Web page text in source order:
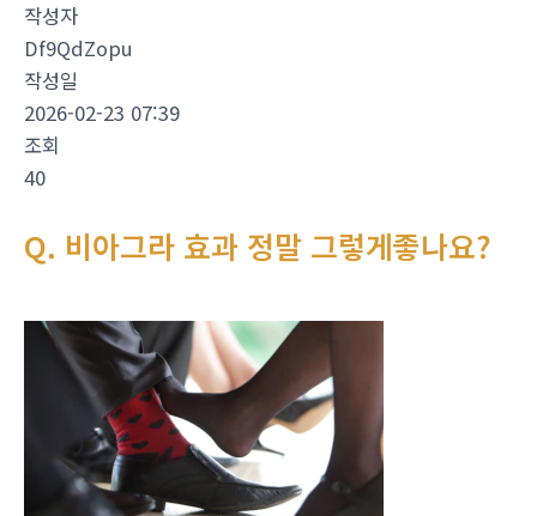
작성자
Df9QdZopu
작성일
2026-02-23 07:39
조회
40
Q. 비아그라 효과 정말 그렇게좋나요?